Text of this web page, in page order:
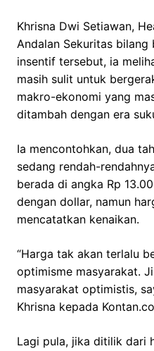
Khrisna Dwi Setiawan,
Andalan Sekuritas bilang
insentif tersebut, ia
masih sulit untuk
makro-ekonomi yang
ditambah dengan era
Ia mencontohkan, dua
sedang rendah-
berada di angka Rp
dengan dollar, namun
mencatatkan kenaikan.
“Harga tak akan terlalu
optimisme masyarakat.
masyarakat optimistis,
Khrisna kepada
Lagi pula, jika ditilik dari